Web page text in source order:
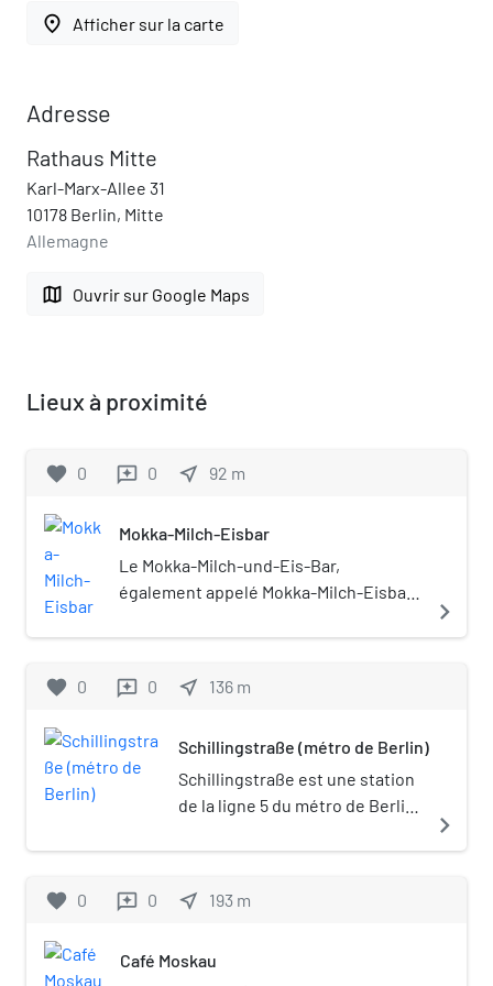
place Afficher sur la carte
Adresse
Rathaus Mitte
Karl-Marx-Allee 31
10178 Berlin, Mitte
Allemagne
map Ouvrir sur Google Maps
Lieux à proximité
favorite 0 reviews 0 near_me 92 m
Mokka-Milch-Eisbar
Le Mokka-Milch-und-Eis-Bar,
également appelé Mokka-Milch-Eisbar,
Allee de Berlin.
navigate_next
favorite 0 reviews 0 near_me 136 m
Schillingstraße (métro de Berlin)
Schillingstraße est une station
de la ligne 5 du métro de Berlin.
Marx-Allee dans le quartier de
navigate_next
favorite 0 reviews 0 near_me 193 m
Café Moskau